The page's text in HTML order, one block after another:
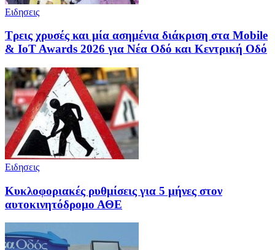
Ειδησεις
Τρεις χρυσές και μία ασημένια διάκριση στα Mobile
& IoT Awards 2026 για Νέα Οδό και Κεντρική Οδό
Ειδησεις
Κυκλοφοριακές ρυθμίσεις για 5 μήνες στον
αυτοκινητόδρομο ΑΘΕ